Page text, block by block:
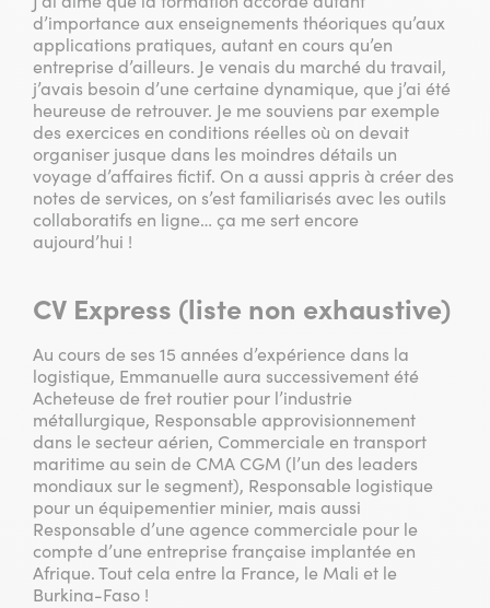
d’importance aux enseignements théoriques qu’aux
applications pratiques, autant en cours qu’en
entreprise d’ailleurs. Je venais du marché du travail,
j’avais besoin d’une certaine dynamique, que j’ai été
heureuse de retrouver. Je me souviens par exemple
des exercices en conditions réelles où on devait
organiser jusque dans les moindres détails un
voyage d’affaires fictif. On a aussi appris à créer des
notes de services, on s’est familiarisés avec les outils
collaboratifs en ligne… ça me sert encore
aujourd’hui !
CV Express (liste non exhaustive)
Au cours de ses 15 années d’expérience dans la
logistique, Emmanuelle aura successivement été
Acheteuse de fret routier pour l’industrie
métallurgique, Responsable approvisionnement
dans le secteur aérien, Commerciale en transport
maritime au sein de CMA CGM (l’un des leaders
mondiaux sur le segment), Responsable logistique
pour un équipementier minier, mais aussi
Responsable d’une agence commerciale pour le
compte d’une entreprise française implantée en
Afrique. Tout cela entre la France, le Mali et le
Burkina-Faso !